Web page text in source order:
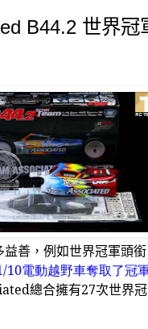
B44.2 世界冠
善，例如世界冠軍頭
10電動越野車奪取了冠
總合擁有27次世界